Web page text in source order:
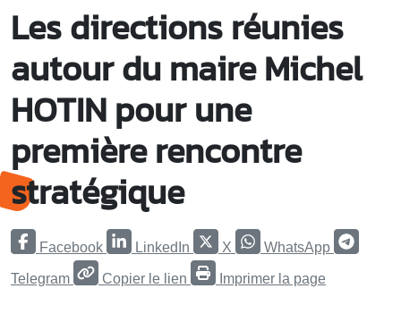
Les directions réunies
autour du maire Michel
HOTIN pour une
première rencontre
stratégique
Facebook LinkedIn X WhatsApp
Telegram Copier le lien Imprimer la page